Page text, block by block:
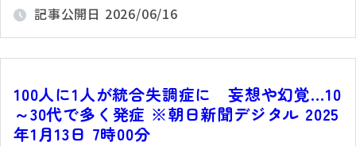
記事公開日 2026/06/16
100人に1人が統合失調症に 妄想や幻覚…10
～30代で多く発症 ※朝日新聞デジタル 2025
年1月13日 7時00分